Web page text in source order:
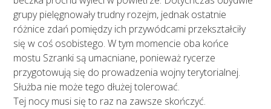
grupy pielęgnowały trudny rozejm, jednak ostatnie
różnice zdań pomiędzy ich przywódcami przekształciły
się w coś osobistego. W tym momencie oba końce
mostu Szranki są umacniane, ponieważ rycerze
przygotowują się do prowadzenia wojny terytorialnej.
Służba nie może tego dłużej tolerować.
Tej nocy musi się to raz na zawsze skończyć.